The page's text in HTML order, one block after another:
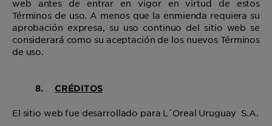
web antes de entrar en vigor en virtud de estos
Términos de uso. A menos que la enmienda requiera su
aprobación expresa, su uso continuo del sitio web se
considerará como su aceptación de los nuevos Términos
de uso.
8. CRÉDITOS
El sitio web fue desarrollado para L´Oreal Uruguay S.A.